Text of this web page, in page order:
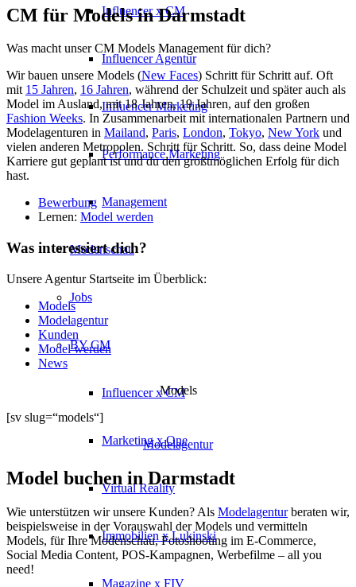
Influencer x CM
Influencer Agentur
Influencer Marketing
Performance Marketing
Management
Modenschau
Jobs
BY CM
Influencer x CM
Marketing x One
Virtual Reality
Immobilien x Lukinski
Magazine x FIV
CM für Models in Darmstadt
Was macht unser CM Models Management für dich?
Wir bauen unsere Models (New Faces) Schritt für Schritt auf. Oft
mit 15 Jahren, 16 Jahren, während der Schulzeit und später auch als
Model im Ausland, mit 18 Jahren, 19 Jahren, auf den großen
Fashion Weeks. In Zusammenarbeit mit internationalen Partnern und
Modelagenturen in Mailand, Paris, London, Tokyo, New York und
vielen anderen Metropolen. Schritt für Schritt. So, dass deine Model
Karriere gut geplant ist und du den größtmöglichen Erfolg für dich
hast.
Bewerbung
Lernen: Model werden
Was interessiert dich?
Unsere Agentur Startseite im Überblick:
Models
Modelagentur
Kunden
Model werden
News
Models
[sv slug=“models“]
Modelagentur
Model buchen in Darmstadt
Wie unterstützen wir unsere Kunden? Als Modelagenturberaten wir,
beispielsweise in der Vorauswahl der Models und vermitteln
Models, für Ihre Modenschau, Fotoshooting im E-Commerce,
Social Media Content, POS-Kampagnen, Werbefilme – all you
need!